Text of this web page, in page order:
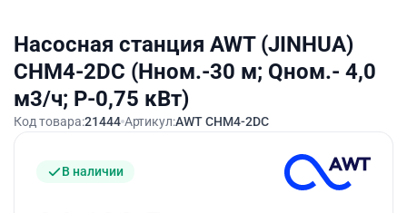
Насосная станция AWT (JINHUA)
CHM4-2DC (Hном.-30 м; Qном.- 4,0
м3/ч; P-0,75 кВт)
Код товара:21444 Артикул:AWT CHM4-2DC
В наличии